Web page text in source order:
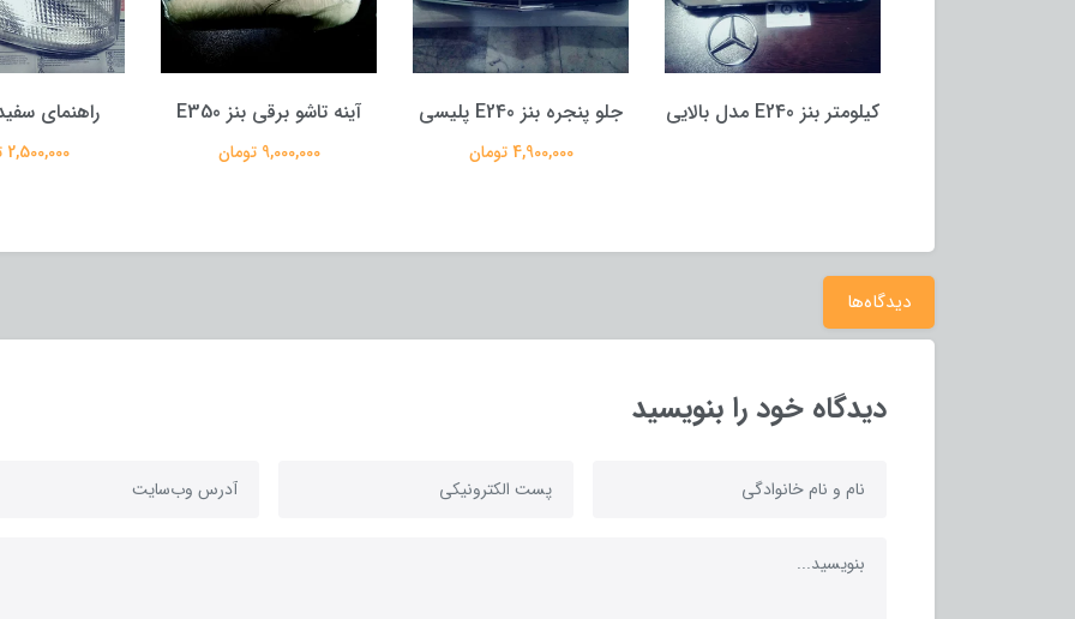
جلو پنجره بنز E240 پلیسی آینه تاشو برقی بنز E350
9,000,000 تومان
راهنمای سفید بنز کپل
2,500,000 تومان
دیدگاه‌ها
دیدگاه خود را بنویسید